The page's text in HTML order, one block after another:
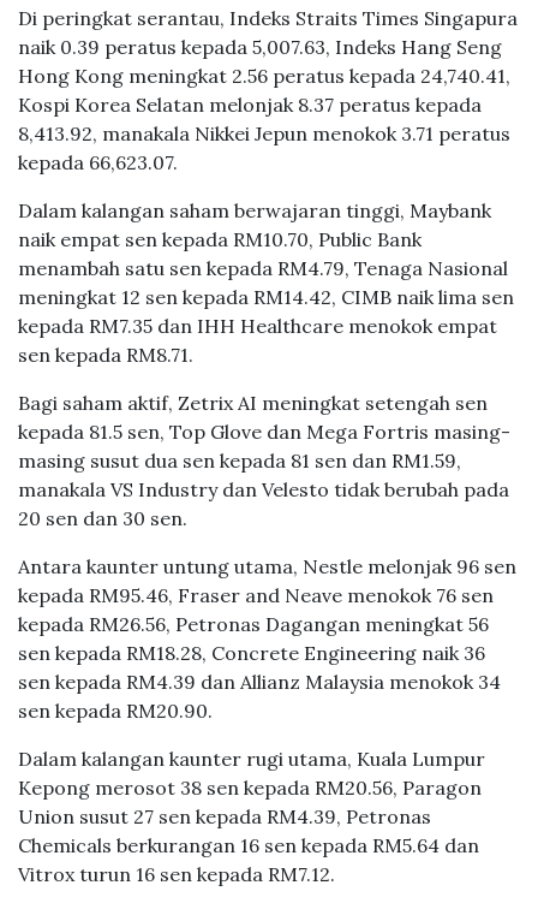
Di peringkat serantau, Indeks Straits Times Singapura
naik 0.39 peratus kepada 5,007.63, Indeks Hang Seng
Hong Kong meningkat 2.56 peratus kepada 24,740.41,
Kospi Korea Selatan melonjak 8.37 peratus kepada
8,413.92, manakala Nikkei Jepun menokok 3.71 peratus
kepada 66,623.07.
Dalam kalangan saham berwajaran tinggi, Maybank
naik empat sen kepada RM10.70, Public Bank
menambah satu sen kepada RM4.79, Tenaga Nasional
meningkat 12 sen kepada RM14.42, CIMB naik lima sen
kepada RM7.35 dan IHH Healthcare menokok empat
sen kepada RM8.71.
Bagi saham aktif, Zetrix AI meningkat setengah sen
kepada 81.5 sen, Top Glove dan Mega Fortris masing-
masing susut dua sen kepada 81 sen dan RM1.59,
manakala VS Industry dan Velesto tidak berubah pada
20 sen dan 30 sen.
Antara kaunter untung utama, Nestle melonjak 96 sen
kepada RM95.46, Fraser and Neave menokok 76 sen
kepada RM26.56, Petronas Dagangan meningkat 56
sen kepada RM18.28, Concrete Engineering naik 36
sen kepada RM4.39 dan Allianz Malaysia menokok 34
sen kepada RM20.90.
Dalam kalangan kaunter rugi utama, Kuala Lumpur
Kepong merosot 38 sen kepada RM20.56, Paragon
Union susut 27 sen kepada RM4.39, Petronas
Chemicals berkurangan 16 sen kepada RM5.64 dan
Vitrox turun 16 sen kepada RM7.12.